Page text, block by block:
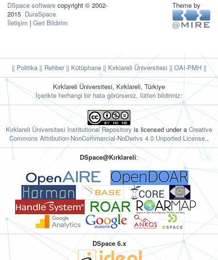
DSpace software copyright © 2002-
2015 DuraSpace
İletişim | Geri Bildirim
Theme by
|| Politika || Rehber|| Kütüphane || Kırklareli Üniversitesi || OAI-PMH ||
Kırklareli Üniversitesi, Kırklareli, Türkiye
İçerikte herhangi bir hata görürseniz, lütfen bildiriniz:
Kırklareli Üniversitesi Institutional Repository is licensed under a Creative
Commons Attribution-NonCommercial-NoDerivs 4.0 Unported License..
DSpace@Kırklareli:
DSpace 6.x